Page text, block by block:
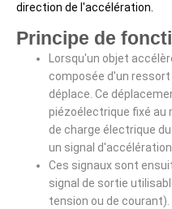
direction de l'accélération.
Principe de
Lorsqu'un objet
composée d'un
déplace. Ce
piézoélectrique fixé au
de charge électrique
un signal
Ces signaux sont
signal de sortie
tension ou de courant).